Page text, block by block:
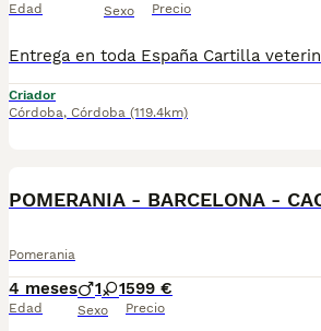
Edad Sexo Precio
Criador
Córdoba, Córdoba (119.4km)
POMERANIA - BARCELONA -
Pomerania
4 meses
Edad
1 1
Sexo
599 €
Precio